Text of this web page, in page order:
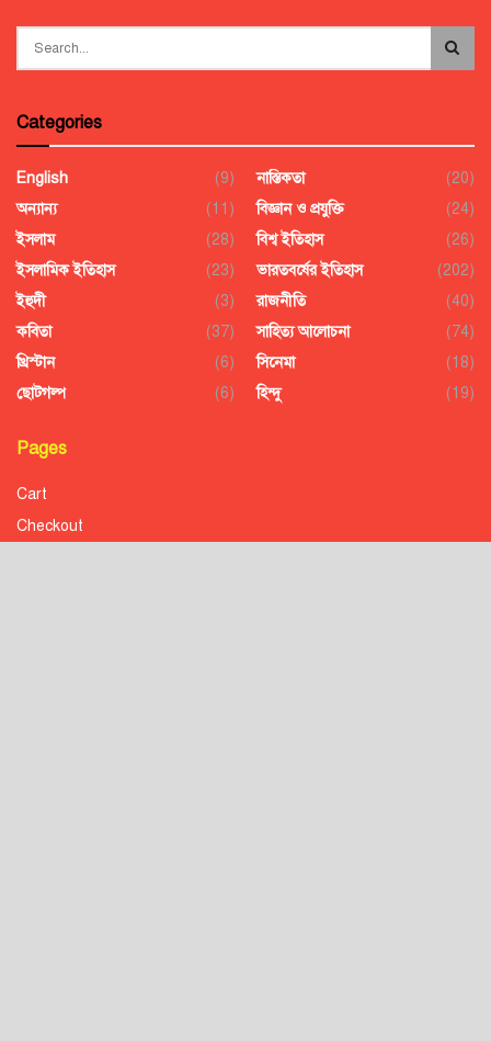
Categories
English
(9)
অন্যান্য
(11)
ইসলাম
(28)
ইসলামিক ইতিহাস
(23)
ইহুদী
(3)
কবিতা
(37)
খ্রিস্টান
(6)
ছোটগল্প
(6)
নাস্তিকতা
(20)
বিজ্ঞান ও প্রযুক্তি
(24)
বিশ্ব ইতিহাস
(26)
ভারতবর্ষের ইতিহাস
(202)
রাজনীতি
(40)
সাহিত্য আলোচনা
(74)
সিনেমা
(18)
হিন্দু
(19)
Pages
Cart
Checkout